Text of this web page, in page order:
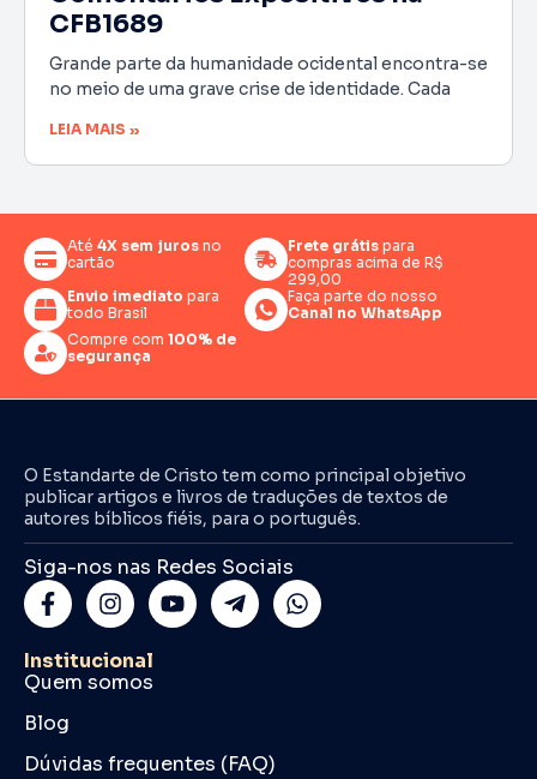
CFB1689
Grande parte da humanidade ocidental encontra-se
no meio de uma grave crise de identidade. Cada
LEIA MAIS »
Até 4X sem juros no
cartão
Frete grátispara
compras acima de R$
299,00
Envio imediato para
todo Brasil
Faça parte do nosso
Canal no WhatsApp
Compre com 100% de
segurança
O Estandarte de Cristo tem como principal objetivo
publicar artigos e livros de traduções de textos de
autores bíblicos fiéis, para o português.
Siga-nos nas Redes Sociais
Institucional
Quem somos
Blog
Dúvidas frequentes (FAQ)